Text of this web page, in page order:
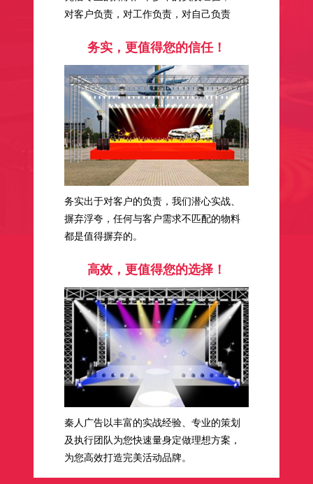
对客户负责，对工作负责，对自己负责
务实，更值得您的信任！
务实出于对客户的负责，我们潜心实战、
摒弃浮夸，任何与客户需求不匹配的物料
都是值得摒弃的。
高效，更值得您的选择！
秦人广告以丰富的实战经验、专业的策划
及执行团队为您快速量身定做理想方案，
为您高效打造完美活动品牌。